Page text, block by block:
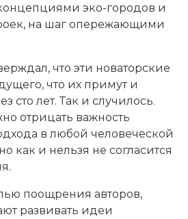
эко-городов и
на шаг опережающими
что эти новаторские
что их примут и
сто лет. Так и случилось.
отрицать важность
в любой человеческой
как и нельзя не согласится
поощрения авторов,
развивать идеи